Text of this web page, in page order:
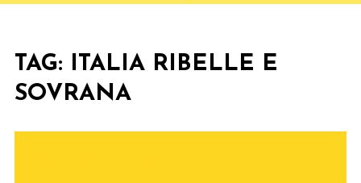
TAG:
ITALIA RIBELLE E
SOVRANA